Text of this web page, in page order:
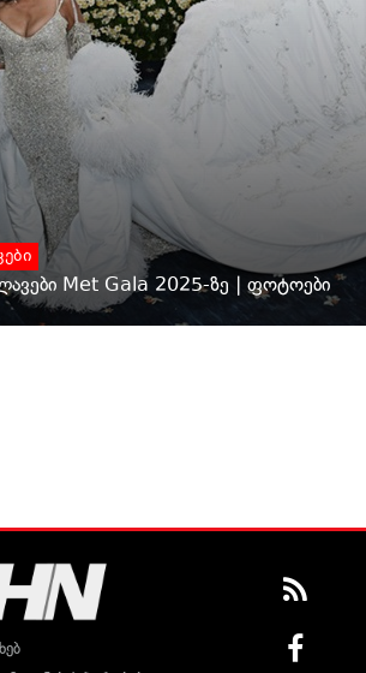
Met Gala 2025-ზე | ფოტოები